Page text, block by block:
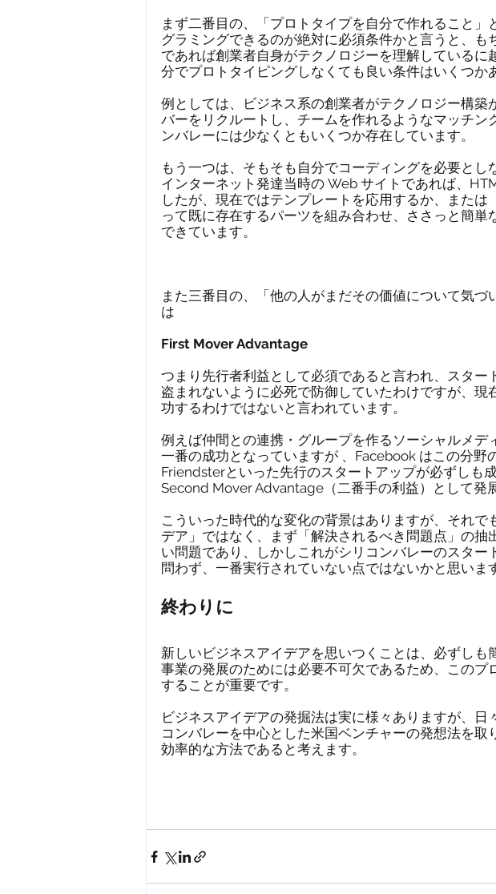
まず二番目の、「プロトタイプを自分で作れること」
グラミングできるのが絶対に必須条件かと言うと、
であれば創業者自身がテクノロジーを理解しているに
分でプロトタイピングしなくても良い条件はいくつか
例としては、ビジネス系の創業者がテクノロジー構築
バーをリクルートし、チームを作れるようなマッチン
ンバレーには少なくともいくつか存在しています。
もう一つは、そもそも自分でコーディングを必要とし
インターネット発達当時の Web サイトであれば、
したが、現在ではテンプレートを応用するか、また
って既に存在するパーツを組み合わせ、ささっと簡単
できています。
また三番目の、「他の人がまだその価値について気
は
First Mover Advantage
つまり先行者利益として必須であると言われ、スター
盗まれないように必死で防御していたわけですが、
功するわけではないと言われています。
例えば仲間との連携・グループを作るソーシャルメ
一番の成功となっていますが 、Facebook はこの分野
Friendsterといった先行のスタートアップが必ずしも
Second Mover Advantage（二番手の利益）として発
こういった時代的な変化の背景はありますが、それで
デア」ではなく、まず「解決されるべき問題点」の
い問題であり、しかしこれがシリコンバレーのスタ
問わず、一番実行されていない点ではないかと思いま
終わりに
新しいビジネスアイデアを思いつくことは、必ずしも
事業の発展のためには必要不可欠であるため、この
することが重要です。
ビジネスアイデアの発掘法は実に様々ありますが、日
コンバレーを中心とした米国ベンチャーの発想法を
効率的な方法であると考えます。